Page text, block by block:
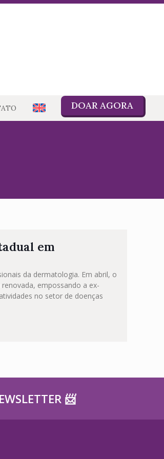
DOAR AGORA
em
da dermatologia. Em abril, o
empossando a ex-
no setor de doenças
​📨